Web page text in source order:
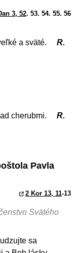
3, 52. 53. 54. 55. 56
a sväté.
R.
cherubmi.
R.
Pavla
2 Kor 13, 11-13
Svätého
sa